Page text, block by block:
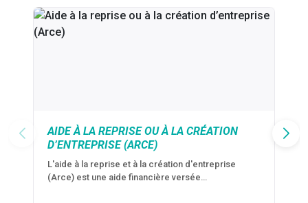
AIDE À LA REPRISE OU À LA CRÉATION
D’ENTREPRISE (ARCE)
L'aide à la reprise et à la création d'entreprise
(Arce) est une aide financière versée…